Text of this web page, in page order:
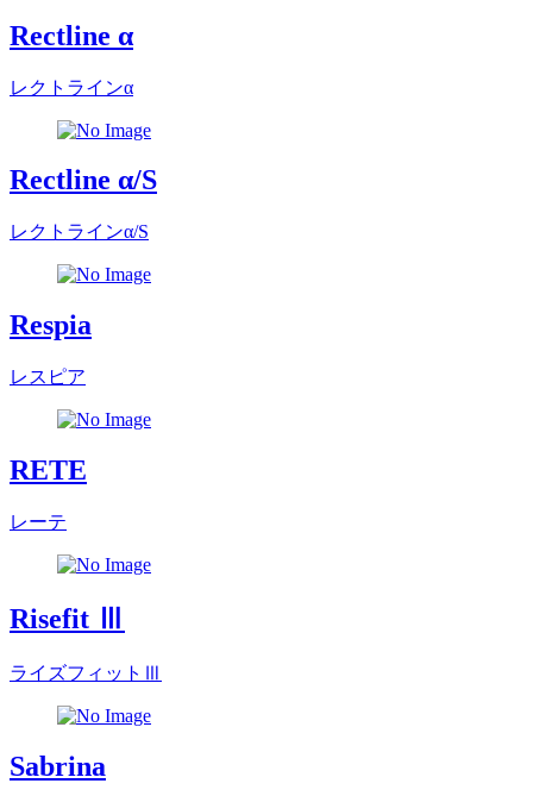
Rectline α
レクトラインα
Rectline α/S
レクトラインα/S
Respia
レスピア
RETE
レーテ
Risefit Ⅲ
ライズフィットⅢ
Sabrina